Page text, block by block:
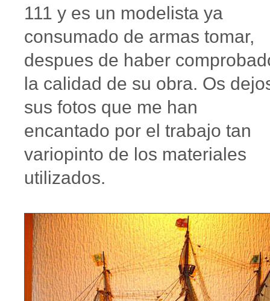
111 y es un modelista ya
consumado de armas tomar,
despues de haber
la calidad de su obra. Os
sus fotos que me han
encantado por el trabajo tan
variopinto de los materiales
utilizados.